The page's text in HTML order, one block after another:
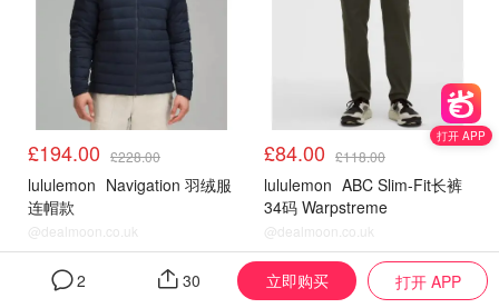
£194.00 £228.00
lululemon Navigation 羽绒服
连帽款
@dealmoon.co.uk
£84.00 £118.00
lululemon ABC Slim-Fit长裤
34码 Warpstreme
@dealmoon.co.uk
Lululemon Lululemon
打开 APP
2 30 立即购买 打开 APP